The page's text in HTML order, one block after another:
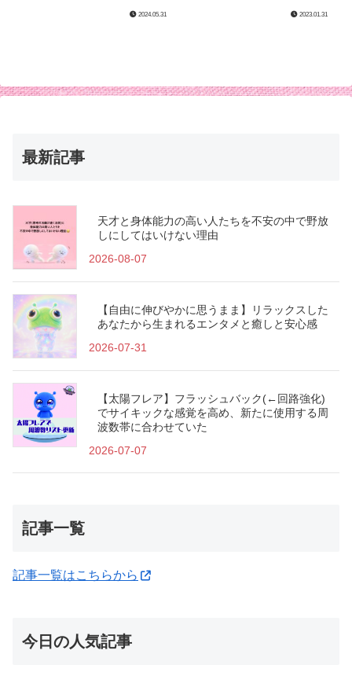
影響で大きな変化があり2024.05.31 2023.01.31
最新記事
天才と身体能力の高い人たちを不安の中で野放
しにしてはいけない理由
2026-08-07
【自由に伸びやかに思うまま】リラックスした
あなたから生まれるエンタメと癒しと安心感
2026-07-31
【太陽フレア】フラッシュバック(←回路強化)
でサイキックな感覚を高め、新たに使用する周
波数帯に合わせていた
2026-07-07
記事一覧
記事一覧はこちらから
今日の人気記事